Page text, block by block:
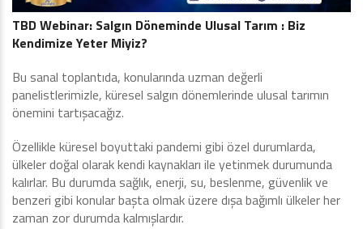
TBD Webinar: Salgın Döneminde Ulusal Tarım : Biz
Kendimize Yeter Miyiz?
Bu sanal toplantıda, konularında uzman değerli
panelistlerimizle, küresel salgın dönemlerinde ulusal tarımın
önemini tartışacağız.
Özellikle küresel boyuttaki pandemi gibi özel durumlarda,
ülkeler doğal olarak kendi kaynakları ile yetinmek durumunda
kalırlar. Bu durumda sağlık, enerji, su, beslenme, güvenlik ve
benzeri gibi konular başta olmak üzere dışa bağımlı ülkeler her
zaman zor durumda kalmışlardır.